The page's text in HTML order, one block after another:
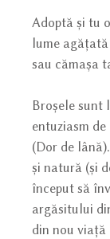
Adoptă și tu
lume
sau cămașa
Broșele sunt
entuziasm
(Dor de
și natură (și
început să
argăsitului
din nou viață